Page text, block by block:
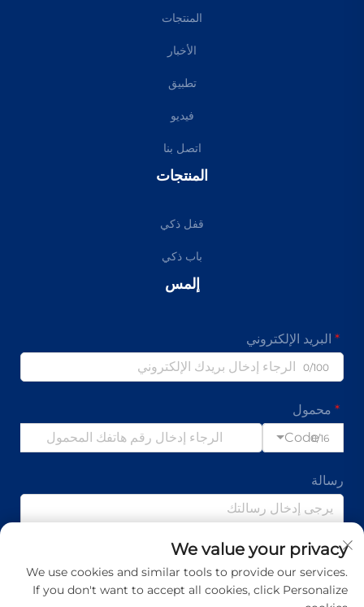
المنتجات
الأخبار
تطبيق
فيديو
اتصل بنا
المنتجات
قفل ذكي
باب ذكي
إلمس
البريد الإلكتروني
0/100
محمول
Code0/16
رسالة
0/1000
We value your privacy
We use cookies and similar tools to provide our services.
If you don't want to accept all cookies, click Personalize